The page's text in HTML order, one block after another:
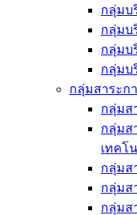
กลุ่มบ
กลุ่มบ
กลุ่มบ
กลุ่มบ
กลุ่มสาระก
กลุ่มส
กลุ่มส
เทคโ
กลุ่มส
กลุ่มส
กลุ่มส